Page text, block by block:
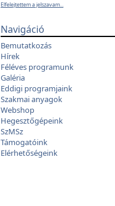
Elfelejtettem a jelszavam...
Navigáció
Bemutatkozás
Hírek
Féléves programunk
Galéria
Eddigi programjaink
Szakmai anyagok
Webshop
Hegesztőgépeink
SzMSz
Támogatóink
Elérhetőségeink